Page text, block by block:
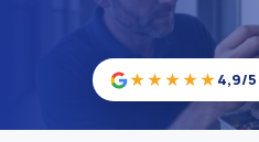
★★★★★4,9/5